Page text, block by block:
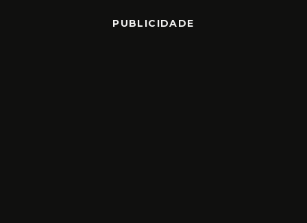
PUBLICIDADE